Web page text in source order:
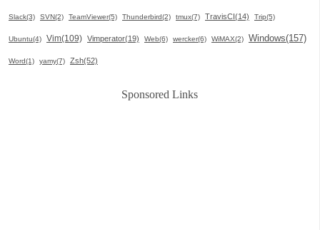
Slack(3) SVN(2) TeamViewer(5) Thunderbird(2) tmux(7) TravisCI(14) Trip(5)
Ubuntu(4) Vim(109) Vimperator(19) Web(6) wercker(6) WiMAX(2) Windows(157)
Word(1) yamy(7) Zsh(52)
Sponsored Links